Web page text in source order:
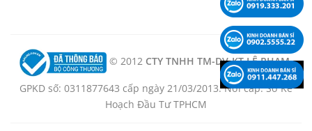
© 2012 CTY TNHH TM-DV-KT LÊ PHẠM -
GPKD số: 0311877643 cấp ngày 21/03/2013. Nơi cấp: Sở Kế
Hoạch Đầu Tư TPHCM